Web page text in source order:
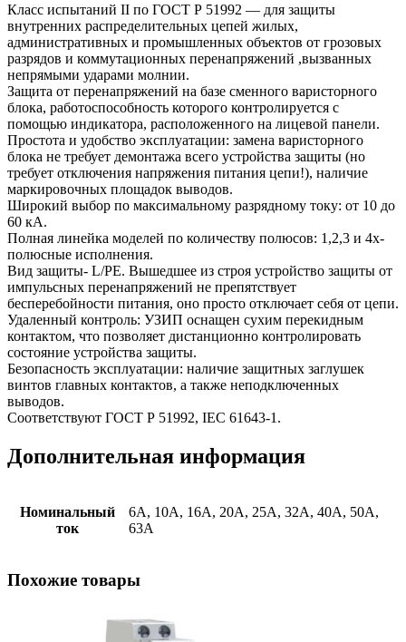
Класс испытаний II по ГОСТ Р 51992 — для защиты
внутренних распределительных цепей жилых,
административных и промышленных объектов от грозовых
разрядов и коммутационных перенапряжений ,вызванных
непрямыми ударами молнии.
Защита от перенапряжений на базе сменного варисторного
блока, работоспособность которого контролируется с
помощью индикатора, расположенного на лицевой панели.
Простота и удобство эксплуатации: замена варисторного
блока не требует демонтажа всего устройства защиты (но
требует отключения напряжения питания цепи!), наличие
маркировочных площадок выводов.
Широкий выбор по максимальному разрядному току: от 10 до
60 кА.
Полная линейка моделей по количеству полюсов: 1,2,3 и 4х-
полюсные исполнения.
Вид защиты- L/PE. Вышедшее из строя устройство защиты от
импульсных перенапряжений не препятствует
бесперебойности питания, оно просто отключает себя от цепи.
Удаленный контроль: УЗИП оснащен сухим перекидным
контактом, что позволяет дистанционно контролировать
состояние устройства защиты.
Безопасность эксплуатации: наличие защитных заглушек
винтов главных контактов, а также неподключенных
выводов.
Соответствуют ГОСТ Р 51992, IEC 61643-1.
Дополнительная информация
Номинальный
ток
6А, 10А, 16А, 20А, 25А, 32А, 40А, 50А,
63А
Похожие товары